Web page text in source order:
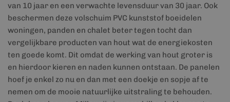
van 10 jaar en een verwachte levensduur van 30 jaar. Ook
beschermen deze volschuim PVC kunststof boeidelen
woningen, panden en chalet beter tegen tocht dan
vergelijkbare producten van hout wat de energiekosten
ten goede komt. Dit omdat de werking van hout groter is
en hierdoor kieren en naden kunnen ontstaan. De panelen
hoef je enkel zo nu en dan met een doekje en sopje af te
nemen om de mooie natuurlijke uitstraling te behouden.